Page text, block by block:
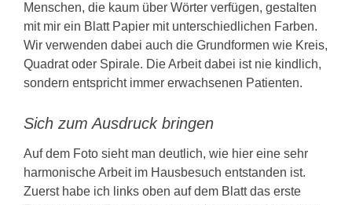
Menschen, die kaum über Wörter verfügen, gestalten
mit mir ein Blatt Papier mit unterschiedlichen Farben.
Wir verwenden dabei auch die Grundformen wie Kreis,
Quadrat oder Spirale. Die Arbeit dabei ist nie kindlich,
sondern entspricht immer erwachsenen Patienten.
Sich zum Ausdruck bringen
Auf dem Foto sieht man deutlich, wie hier eine sehr
harmonische Arbeit im Hausbesuch entstanden ist.
Zuerst habe ich links oben auf dem Blatt das erste